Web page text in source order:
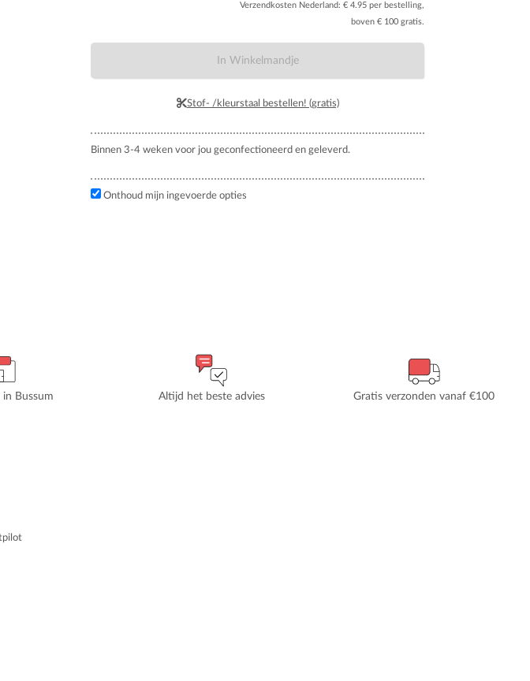
Verzendkosten Nederland: € 4.95 per bestelling,
boven € 100 gratis.
In Winkelmandje
Stof- /kleurstaal bestellen! (gratis)
Binnen 3-4 weken voor jou geconfectioneerd en geleverd.
Onthoud mijn ingevoerde opties
Bussum Altijd het beste advies Gratis verzonden vanaf €100